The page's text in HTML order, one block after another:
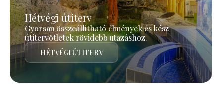
Hétvégi útiterv
Gyorsan összeállítható élmények és kész
útitervötletek rövidebb utazáshoz.
HÉTVÉGI ÚTITERV